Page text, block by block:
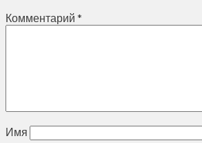
Комментарий *
Имя